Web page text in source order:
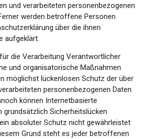
und verarbeiteten personenbezogenen
werden betroffene Personen
über die ihnen
aufgeklärt.
die Verarbeitung Verantwortlicher
und organisatorische Maßnahmen
möglichst lückenlosen Schutz der über
personenbezogenen Daten
können Internetbasierte
grundsätzlich Sicherheitslücken
absoluter Schutz nicht gewährleistet
Grund steht es jeder betroffenen